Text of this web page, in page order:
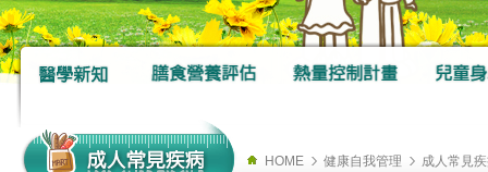
HOME 健康自我管理 成人常見